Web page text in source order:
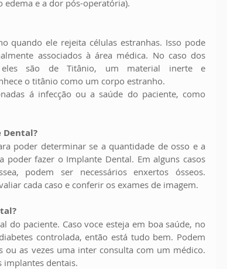
e a dor pós-operatória).
quando ele rejeita células estranhas. Isso pode
associados à área médica. No caso dos
eles são de Titânio, um material inerte e
o titânio como um corpo estranho.
á infecção ou a saúde do paciente, como
Dental?
poder determinar se a quantidade de osso e a
poder fazer o Implante Dental. Em alguns casos
podem ser necessários enxertos ósseos.
cada caso e conferir os exames de imagem.
do paciente. Caso voce esteja em boa saúde, no
controlada, então está tudo bem. Podem
ou as vezes uma inter consulta com um médico.
implantes dentais.